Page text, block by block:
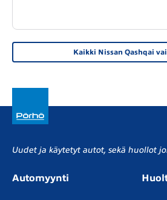
Kaikki Nissan Qashqai
Uudet ja käytetyt autot, sekä huollot
Automyynti